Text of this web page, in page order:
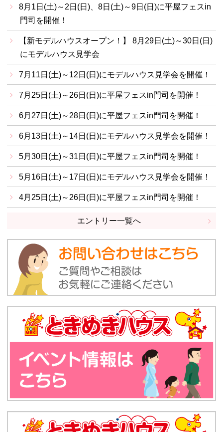
8月1日(土)～2日(日)、8日(土)～9日(日)に平屋フェスin
門司を開催！
【新モデルハウスオープン！】 8月29日(土)～30日(日)
にモデルハウス見学会
7月11日(土)～12日(日)にモデルハウス見学会を開催！
7月25日(土)～26日(日)に平屋フェスin門司を開催！
6月27日(土)～28日(日)に平屋フェスin門司を開催！
6月13日(土)～14日(日)にモデルハウス見学会を開催！
5月30日(土)～31日(日)に平屋フェスin門司を開催！
5月16日(土)～17日(日)にモデルハウス見学会を開催！
4月25日(土)～26日(日)に平屋フェスin門司を開催！
エントリー一覧へ